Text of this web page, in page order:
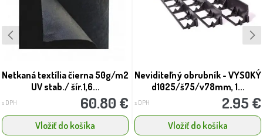
Netkaná textília čierna 50g/m2
UV stab./ šír.1,6...
s DPH 60.80 €
Vložiť do košíka
Neviditeľný obrubník - VYSOKÝ
d1025/š75/v78mm, 1...
s DPH 2.95 €
Vložiť do košíka